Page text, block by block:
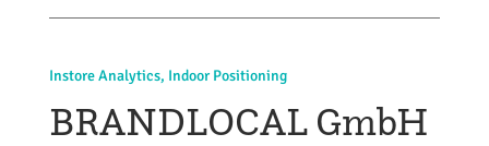
Instore Analytics, Indoor Positioning
BRANDLOCAL GmbH